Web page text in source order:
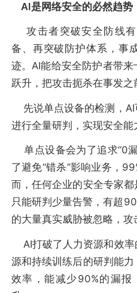
AI是网络安全的必然趋势
攻击者突破安全防线有
备、再突破防护体系，事
迹。AI能给安全防护者带
跃升，把攻击扼杀在事发之
先说单点设备的检测，AI
进行全量研判，实现安全能
单点设备会为了追求“0
了避免“错杀”影响业务，
而，任何企业的安全专家
只能研判少量告警，有超
的大量真实威胁被忽略，攻
AI打破了人力资源和效率
源和持续训练后的研判能
效率，能减少90%的漏